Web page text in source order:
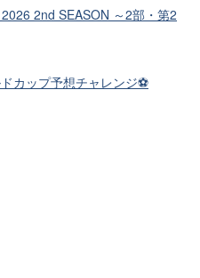
2nd SEASON ～2部・第2
カップ予想チャレンジ⚽